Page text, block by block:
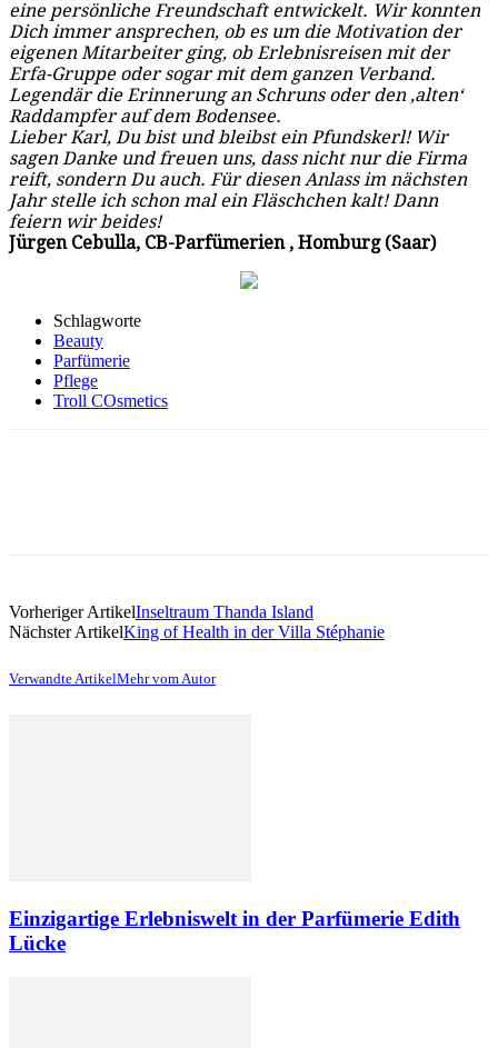
eine persönliche Freundschaft entwickelt. Wir konnten
Dich immer ansprechen, ob es um die Motivation der
eigenen Mitarbeiter ging, ob Erlebnisreisen mit der
Erfa-Gruppe oder sogar mit dem ganzen Verband.
Legendär die Erinnerung an Schruns oder den ‚alten‘
Raddampfer auf dem Bodensee.
Lieber Karl, Du bist und bleibst ein Pfundskerl! Wir
sagen Danke und freuen uns, dass nicht nur die Firma
reift, sondern Du auch. Für diesen Anlass im nächsten
Jahr stelle ich schon mal ein Fläschchen kalt! Dann
feiern wir beides!
Jürgen Cebulla, CB-Parfümerien , Homburg (Saar)
Schlagworte
Beauty
Parfümerie
Pflege
Troll COsmetics
Vorheriger ArtikelInseltraum Thanda Island
Nächster ArtikelKing of Health in der Villa Stéphanie
Verwandte ArtikelMehr vom Autor
Einzigartige Erlebniswelt in der Parfümerie Edith
Lücke